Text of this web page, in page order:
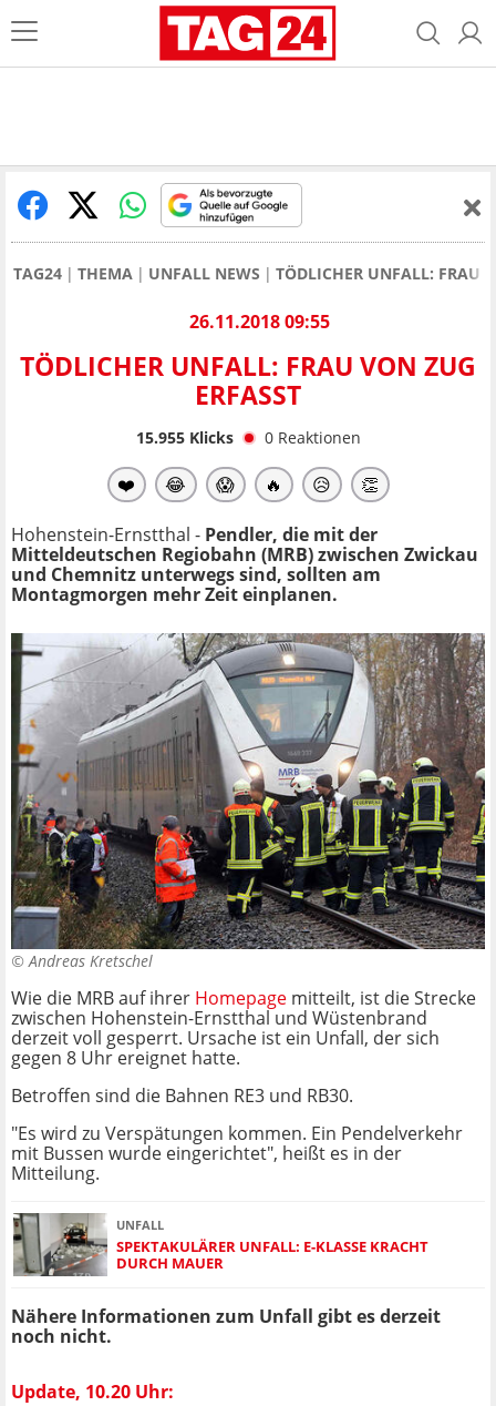
TAG24 THEMA UNFALL NEWS TÖDLICHER UNFALL: FRAU
26.11.2018 09:55
TÖDLICHER UNFALL: FRAU VON ZUG
ERFASST
15.955Klicks 0 Reaktionen
❤️ 😂 😱 🔥 😥 👏
Hohenstein-Ernstthal - Pendler, die mit der
Mitteldeutschen Regiobahn (MRB) zwischen Zwickau
und Chemnitz unterwegs sind, sollten am
Montagmorgen mehr Zeit einplanen.
©Andreas Kretschel
Wie die MRB auf ihrer Homepage mitteilt, ist die Strecke
zwischen Hohenstein-Ernstthal und Wüstenbrand
derzeit voll gesperrt. Ursache ist ein Unfall, der sich
gegen 8 Uhr ereignet hatte.
Betroffen sind die Bahnen RE3 und RB30.
"Es wird zu Verspätungen kommen. Ein Pendelverkehr
mit Bussen wurde eingerichtet", heißt es in der
Mitteilung.
UNFALL
SPEKTAKULÄRER UNFALL: E-KLASSE KRACHT
DURCH MAUER
Nähere Informationen zum Unfall gibt es derzeit
noch nicht.
Update, 10.20 Uhr: